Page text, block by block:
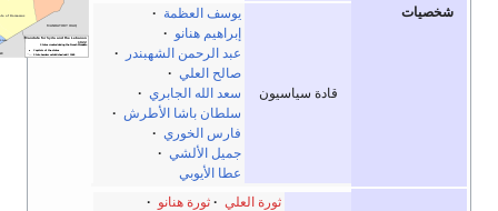
قادة سياسيون
يوسف العظمة
·
إبراهيم هنانو ·
عبد الرحمن الشهبندر ·
صالح العلي ·
سعد الله الجابري ·
سلطان باشا الأطرش ·
فارس الخوري ·
جميل الألشي
·
عطا الأيوبي
ثورة العلي · ثورة هنانو
·